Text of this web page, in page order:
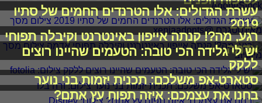
עשרת הגדולים: אלו הטרנדים החמים של סתיו
2019
רגע, מה?! קנתה אייפון באינטרנט וקיבלה תפוחי
אדמה
יש לי גלידה הכי טובה: הטעמים שהיינו רוצים
ללקק
סטארט-אפ משלכם: תכנית יזמות בני נוער
בחנו את עצמכם: איזה תפוח עץ אתם?